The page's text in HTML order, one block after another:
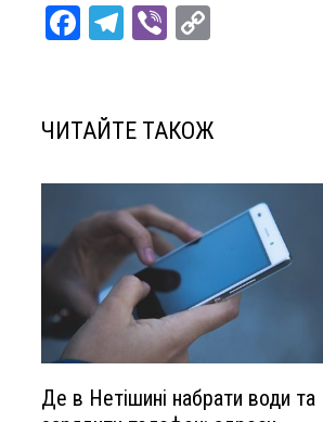
Fa
o
k
Te
a
Vi
y
n
k
ЧИТАЙТЕ ТАКОЖ
Де в Нетішині набрати води та